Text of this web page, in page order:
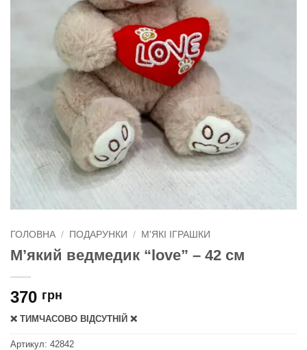
ГОЛОВНА / ПОДАРУНКИ / М'ЯКІ ІГРАШКИ
М’який ведмедик “love” – 42 см
370 грн
❌ ТИМЧАСОВО ВІДСУТНІЙ ❌
Артикул: 42842